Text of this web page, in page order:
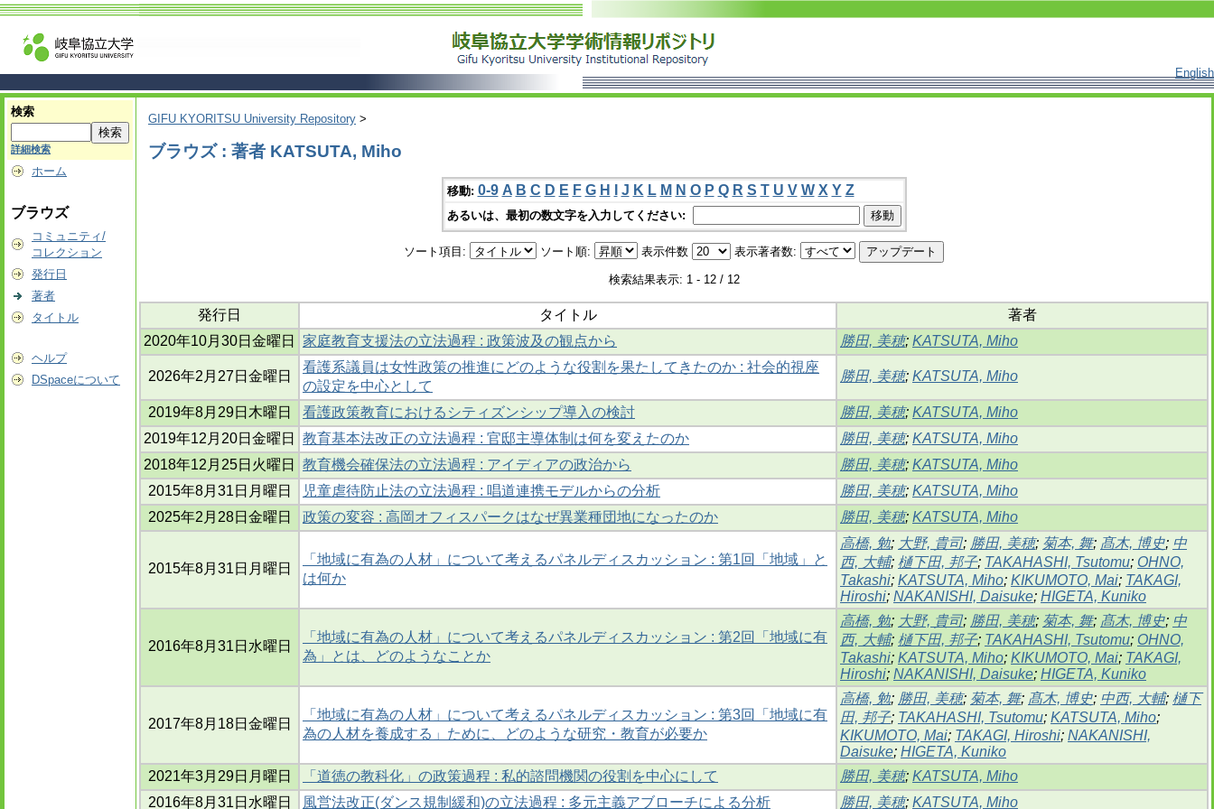
English
検索
詳細検索
ホーム
ブラウズ
コミュニティ/
コレクション
発行日
著者
タイトル
ヘルプ
DSpaceについて
GIFU KYORITSU University Repository >
ブラウズ : 著者 KATSUTA, Miho
移動: 0-9 A B C D E F G H J K L M N O P Q R S T U V W X Y Z
あるいは、最初の数文字を入力してください:
ソート項目: ソート順: 表示件数 表示著者数:
検索結果表示: 1 - 12 / 12
発行日 タイトル
著者
2020年10月30日金曜日
家庭教育支援法の立法過程 : 政策波及の観点から 勝田, 美穂; KATSUTA, Miho
2026年2月27日金曜日
看護系議員は女性政策の推進にどのような役割を果たしてきたのか : 社会的視座
の設定を中心として
勝田, 美穂; KATSUTA, Miho
2019年8月29日木曜日 看護政策教育におけるシティズンシップ導入の検討 勝田, 美穂; KATSUTA, Miho
2019年12月20日金曜日
教育基本法改正の立法過程 : 官邸主導体制は何を変えたのか 勝田, 美穂; KATSUTA, Miho
2018年12月25日火曜日
教育機会確保法の立法過程 : アイディアの政治から 勝田, 美穂; KATSUTA, Miho
2015年8月31日月曜日
児童虐待防止法の立法過程 : 唱道連携モデルからの分析 勝田, 美穂; KATSUTA, Miho
2025年2月28日金曜日
政策の変容 : 高岡オフィスパークはなぜ異業種団地になったのか 勝田, 美穂; KATSUTA, Miho
2015年8月31日月曜日
「地域に有為の人材」について考えるパネルディスカッション : 第1回「地域」と
は何か
高橋, 勉; 大野, 貴司; 勝田, 美穂; 菊本, 舞; 髙木, 博史; 中
西, 大輔; 樋下田, 邦子; TAKAHASHI, Tsutomu; OHNO,
Takashi; KATSUTA, Miho; KIKUMOTO, Mai; TAKAGI,
Hiroshi; NAKANISHI, Daisuke; HIGETA, Kuniko
2016年8月31日水曜日
「地域に有為の人材」について考えるパネルディスカッション : 第2回「地域に有
為」とは、どのようなことか
高橋, 勉; 大野, 貴司; 勝田, 美穂; 菊本, 舞; 髙木, 博史; 中
西, 大輔; 樋下田, 邦子; TAKAHASHI, Tsutomu; OHNO,
Takashi; KATSUTA, Miho; KIKUMOTO, Mai; TAKAGI,
Hiroshi; NAKANISHI, Daisuke; HIGETA, Kuniko
2017年8月18日金曜日
「地域に有為の人材」について考えるパネルディスカッション : 第3回「地域に有
為の人材を養成する」ために、どのような研究・教育が必要か
高橋, 勉; 勝田, 美穂; 菊本, 舞; 髙木, 博史; 中西, 大輔; 樋下
田, 邦子; TAKAHASHI, Tsutomu; KATSUTA, Miho;
KIKUMOTO, Mai; TAKAGI, Hiroshi; NAKANISHI,
Daisuke; HIGETA, Kuniko
2021年3月29日月曜日
「道徳の教科化」の政策過程 : 私的諮問機関の役割を中心にして 勝田, 美穂; KATSUTA, Miho
2016年8月31日水曜日
風営法改正(ダンス規制緩和)の立法過程 : 多元主義アブローチによる分析 勝田, 美穂; KATSUTA, Miho